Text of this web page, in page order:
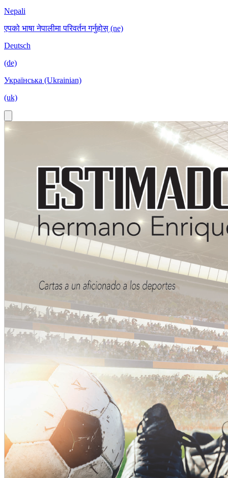
Nepali
एपको भाषा नेपालीमा परिवर्तन गर्नुहोस् (ne)
Deutsch
(de)
Українська (Ukrainian)
(uk)